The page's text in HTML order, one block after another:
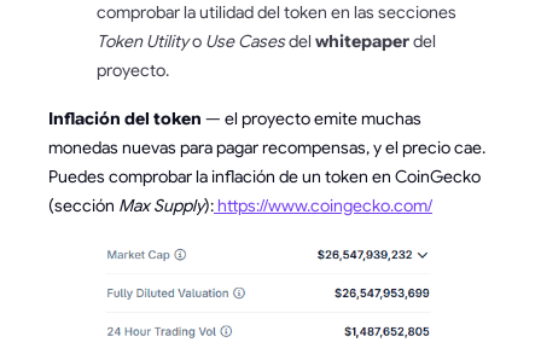
comprobar la utilidad del token en las secciones
Token Utilityo Use Casesdel whitepaperdel
proyecto.
Inflación del token — el proyecto emite muchas
monedas nuevas para pagar recompensas, y el precio cae.
Puedes comprobar la inflación de un token en CoinGecko
(sección Max Supply):https://www.coingecko.com/